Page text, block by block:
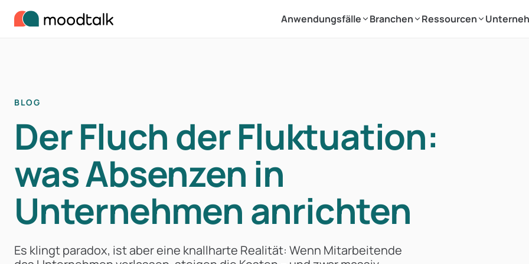
Anwendungsfälle
Branchen Ressourcen
BLOG
Der Fluch der Fluktuation:
was Absenzen in
Unternehmen anrichten
Es klingt paradox, ist aber eine knallharte Realität: Wenn Mitarbeitende